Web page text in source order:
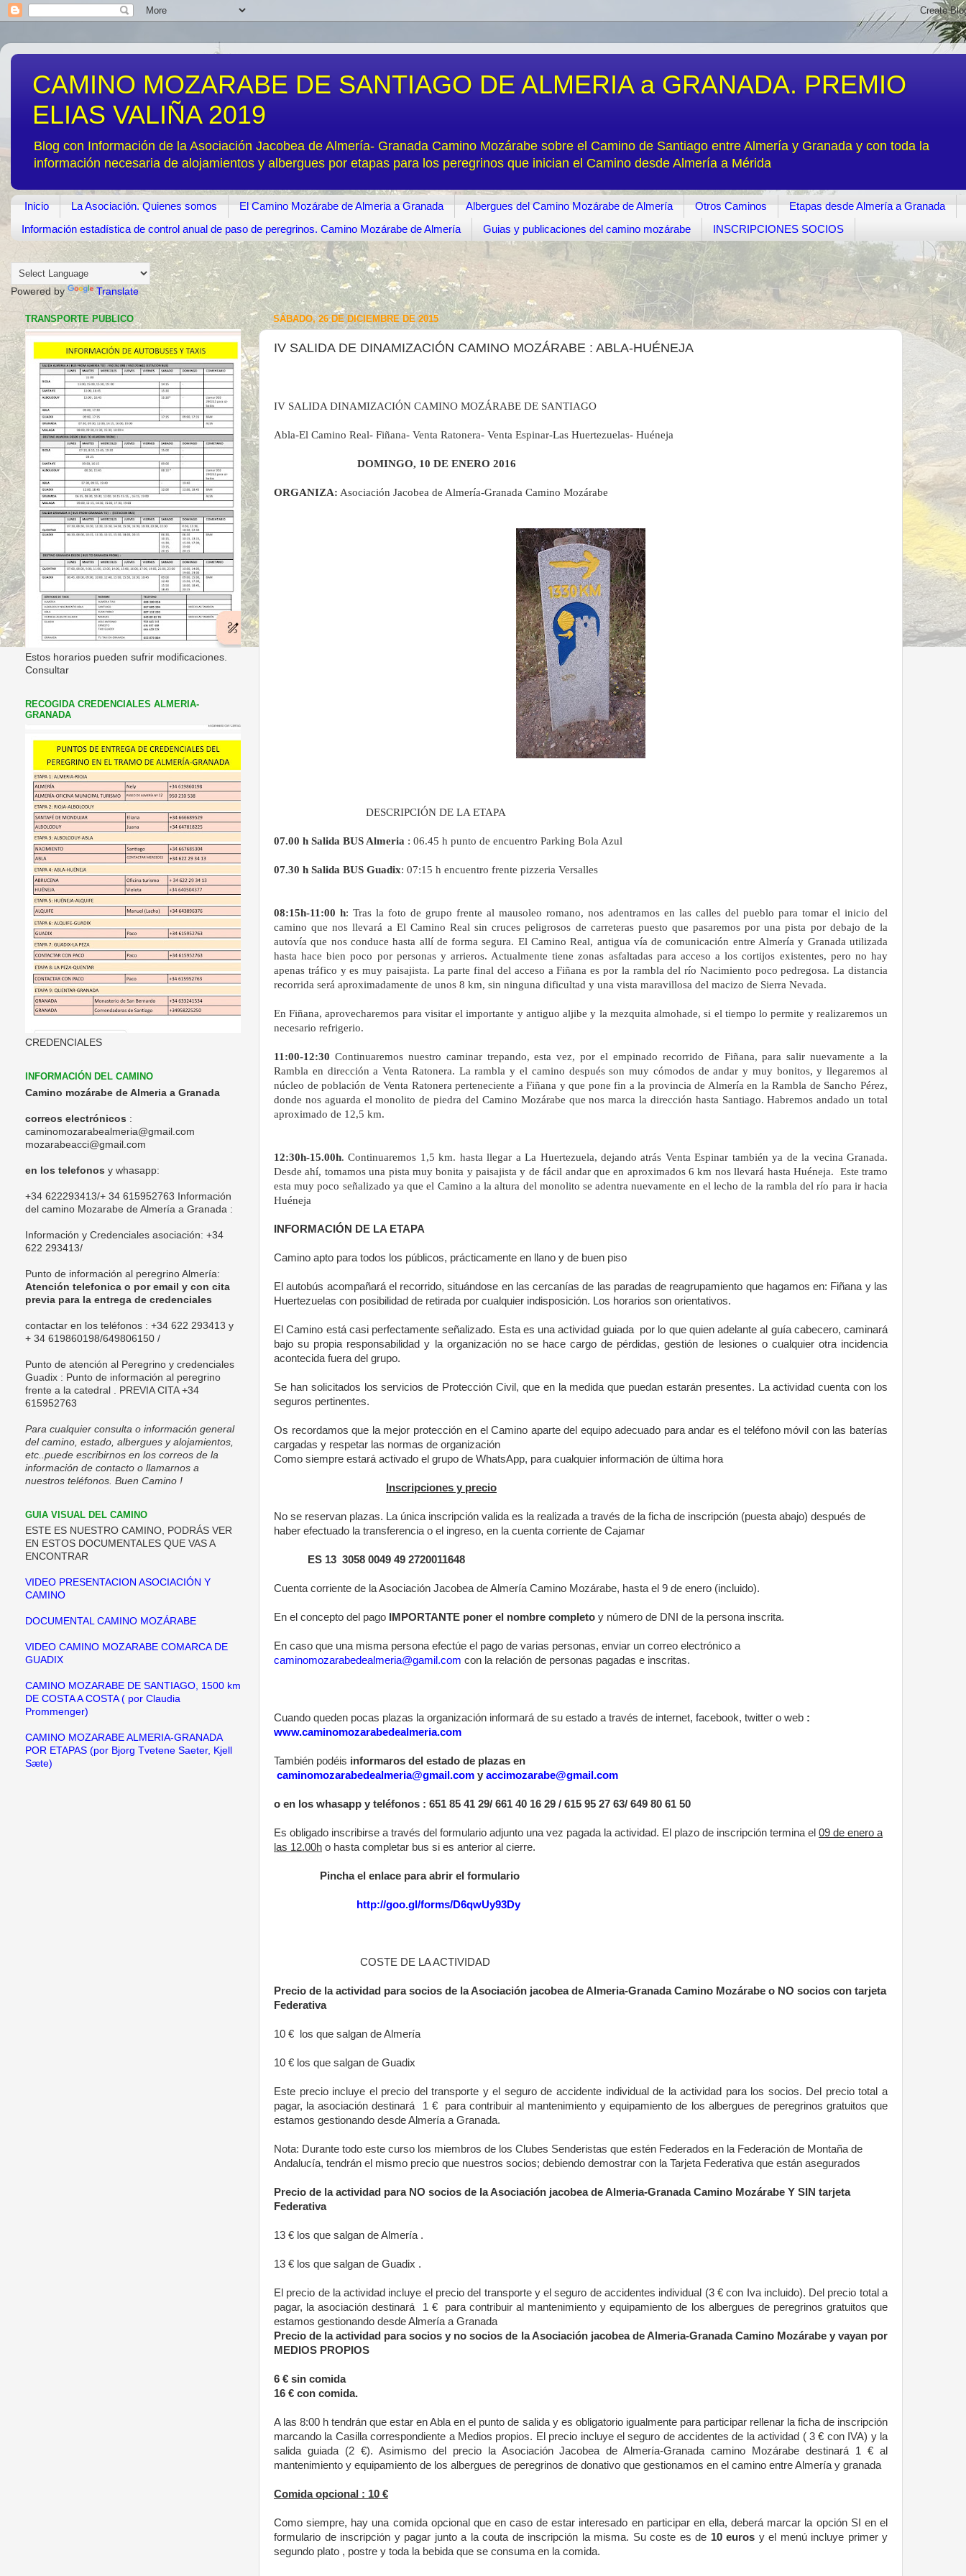
CAMINO MOZARABE DE SANTIAGO DE ALMERIA a GRANADA. PREMIO
ELIAS VALIÑA 2019
Blog con Información de la Asociación Jacobea de Almería- Granada Camino Mozárabe sobre el Camino de Santiago entre Almería y Granada y con toda la
información necesaria de alojamientos y albergues por etapas para los peregrinos que inician el Camino desde Almería a Mérida
Inicio La Asociación. Quienes somos El Camino Mozárabe de Almeria a Granada Albergues del Camino Mozárabe de Almería Otros Caminos
Etapas desde Almería a Granada
Información estadística de control anual de paso de peregrinos. Camino Mozárabe de Almería
Guias y publicaciones del camino mozárabe INSCRIPCIONES SOCIOS
Powered by Translate
SÁBADO, 26 DE DICIEMBRE DE 2015
IV SALIDA DE DINAMIZACIÓN CAMINO MOZÁRABE : ABLA-HUÉNEJA
IV SALIDA DINAMIZACIÓN CAMINO MOZÁRABE DE SANTIAGO
Abla-El Camino Real- Fiñana- Venta Ratonera- Venta Espinar-Las Huertezuelas- Huéneja
DOMINGO, 10 DE ENERO 2016
ORGANIZA: Asociación Jacobea de Almería-Granada Camino Mozárabe
DESCRIPCIÓN DE LA ETAPA
07.00 h Salida BUS Almeria : 06.45 h punto de encuentro Parking Bola Azul
07.30 h Salida BUS Guadix: 07:15 h encuentro frente pizzeria Versalles
08:15h-11:00 h: Tras la foto de grupo frente al mausoleo romano, nos adentramos en las calles del pueblo para tomar el inicio del
camino que nos llevará a El Camino Real sin cruces peligrosos de carreteras puesto que pasaremos por una pista por debajo de la
autovía que nos conduce hasta allí de forma segura. El Camino Real, antigua vía de comunicación entre Almería y Granada utilizada
hasta hace bien poco por personas y arrieros. Actualmente tiene zonas asfaltadas para acceso a los cortijos existentes, pero no hay
apenas tráfico y es muy paisajista. La parte final del acceso a Fiñana es por la rambla del río Nacimiento poco pedregosa. La distancia
recorrida será aproximadamente de unos 8 km, sin ninguna dificultad y una vista maravillosa del macizo de Sierra Nevada.
En Fiñana, aprovecharemos para visitar el importante y antiguo aljibe y la mezquita almohade, si el tiempo lo permite y realizaremos un
necesario refrigerio.
11:00-12:30 Continuaremos nuestro caminar trepando, esta vez, por el empinado recorrido de Fiñana, para salir nuevamente a la
Rambla en dirección a Venta Ratonera. La rambla y el camino después son muy cómodos de andar y muy bonitos, y llegaremos al
núcleo de población de Venta Ratonera perteneciente a Fiñana y que pone fin a la provincia de Almería en la Rambla de Sancho Pérez,
donde nos aguarda el monolito de piedra del Camino Mozárabe que nos marca la dirección hasta Santiago. Habremos andado un total
aproximado de 12,5 km.
12:30h-15.00h.Continuaremos 1,5 km. hasta llegar a La Huertezuela, dejando atrás Venta Espinar también ya de la vecina Granada.
Desde ahí, tomamos una pista muy bonita y paisajista y de fácil andar que en aproximados 6 km nos llevará hasta Huéneja.
Este tramo
esta muy poco señalizado ya que el Camino a la altura del monolito se adentra nuevamente en el lecho de la rambla del río para ir hacia
Huéneja
INFORMACIÓN DE LA ETAPA
Camino apto para todos los públicos, prácticamente en llano y de buen piso
El autobús acompañará el recorrido, situándose en las cercanías de las paradas de reagrupamiento que hagamos en: Fiñana y las
Huertezuelas con posibilidad de retirada por cualquier indisposición. Los horarios son orientativos.
El Camino está casi perfectamente señalizado. Esta es una actividad guiada por lo que quien adelante al guía cabecero, caminará
bajo su propia responsabilidad y la organización no se hace cargo de pérdidas, gestión de lesiones o cualquier otra incidencia
acontecida fuera del grupo.
Se han solicitados los servicios de Protección Civil, que en la medida que puedan estarán presentes. La actividad cuenta con los
seguros pertinentes.
Os recordamos que la mejor protección en el Camino aparte del equipo adecuado para andar es el teléfono móvil con las baterías
cargadas y respetar las normas de organización
Como siempre estará activado el grupo de WhatsApp, para cualquier información de última hora
Inscripciones y precio
No se reservan plazas. La única inscripción valida es la realizada a través de la ficha de inscripción (puesta abajo) después de
haber efectuado la transferencia o el ingreso, en la cuenta corriente de Cajamar
ES 13 3058 0049 49 2720011648
Cuenta corriente de la Asociación Jacobea de Almería Camino Mozárabe, hasta el 9 de enero (incluido).
En el concepto del pago IMPORTANTE poner el nombre completo y número de DNI de la persona inscrita.
En caso que una misma persona efectúe el pago de varias personas, enviar un correo electrónico a
caminomozarabedealmeria@gamil.com con la relación de personas pagadas e inscritas.
Cuando queden pocas plazas la organización informará de su estado a través de internet, facebook, twitter o web :
www.caminomozarabedealmeria.com
También podéis informaros del estado de plazas en
caminomozarabedealmeria@gmail.com y accimozarabe@gmail.com
o en los whasapp y teléfonos : 651 85 41 29/ 661 40 16 29 / 615 95 27 63/ 649 80 61 50
Es obligado inscribirse a través del formulario adjunto una vez pagada la actividad. El plazo de inscripción termina el 09 de enero a
las 12.00h o hasta completar bus si es anterior al cierre.
Pincha el enlace para abrir el formulario
http://goo.gl/forms/D6qwUy93Dy
COSTE DE LA ACTIVIDAD
Precio de la actividad para socios de la Asociación jacobea de Almeria-Granada Camino Mozárabe o NO socios con tarjeta
Federativa
10 € los que salgan de Almería
10 € los que salgan de Guadix
Este precio incluye el precio del transporte y el seguro de accidente individual de la actividad para los socios. Del precio total a
pagar, la asociación destinará
1 €
para contribuir al mantenimiento y equipamiento de los albergues de peregrinos gratuitos que
estamos gestionando desde Almería a Granada.
Nota: Durante todo este curso los miembros de los Clubes Senderistas que estén Federados en la Federación de Montaña de
Andalucía, tendrán el mismo precio que nuestros socios; debiendo demostrar con la Tarjeta Federativa que están asegurados
Precio de la actividad para NO socios de la Asociación jacobea de Almeria-Granada Camino Mozárabe Y SIN tarjeta
Federativa
13 € los que salgan de Almería .
13 € los que salgan de Guadix .
El precio de la actividad incluye el precio del transporte y el seguro de accidentes individual (3 € con Iva incluido). Del precio total a
pagar, la asociación destinará
1 €
para contribuir al mantenimiento y equipamiento de los albergues de peregrinos gratuitos que
estamos gestionando desde Almería a Granada
Precio de la actividad para socios y no socios de la Asociación jacobea de Almeria-Granada Camino Mozárabe y vayan por
MEDIOS PROPIOS
6 € sin comida
16 € con comida.
A las 8:00 h tendrán que estar en Abla en el punto de salida y es obligatorio igualmente para participar rellenar la ficha de inscripción
marcando la Casilla correspondiente a Medios propios. El precio incluye el seguro de accidentes de la actividad ( 3 € con IVA) y la
salida guiada (2 €). Asimismo del precio la Asociación Jacobea de Almería-Granada camino Mozárabe destinará 1 € al
mantenimiento y equipamiento de los albergues de peregrinos de donativo que gestionamos en el camino entre Almería y granada
Comida opcional : 10 €
Como siempre, hay una comida opcional que en caso de estar interesado en participar en ella, deberá marcar la opción SI en el
formulario de inscripción y pagar junto a la couta de inscripción la misma. Su coste es de 10 euros y el menú incluye primer y
segundo plato , postre y toda la bebida que se consuma en la comida.
TRANSPORTE PUBLICO
Estos horarios pueden sufrir modificaciones.
Consultar
RECOGIDA CREDENCIALES ALMERIA-
GRANADA
CREDENCIALES
INFORMACIÓN DEL CAMINO
Camino mozárabe de Almeria a Granada
correos electrónicos :
caminomozarabealmeria@gmail.com
mozarabeacci@gmail.com
en los telefonos y whasapp:
+34 622293413/+ 34 615952763 Información
del camino Mozarabe de Almería a Granada :
Información y Credenciales asociación: +34
622 293413/
Punto de información al peregrino Almería:
Atención telefonica o por email y con cita
previa para la entrega de credenciales
contactar en los teléfonos : +34 622 293413 y
+ 34 619860198/649806150 /
Punto de atención al Peregrino y credenciales
Guadix : Punto de información al peregrino
frente a la catedral . PREVIA CITA +34
615952763
Para cualquier consulta o información general
del camino, estado, albergues y alojamientos,
etc..puede escribirnos en los correos de la
información de contacto o llamarnos a
nuestros teléfonos. Buen Camino !
GUIA VISUAL DEL CAMINO
ESTE ES NUESTRO CAMINO, PODRÁS VER
EN ESTOS DOCUMENTALES QUE VAS A
ENCONTRAR
VIDEO PRESENTACION ASOCIACIÓN Y
CAMINO
DOCUMENTAL CAMINO MOZÁRABE
VIDEO CAMINO MOZARABE COMARCA DE
GUADIX
CAMINO MOZARABE DE SANTIAGO, 1500 km
DE COSTA A COSTA ( por Claudia
Prommenger)
CAMINO MOZARABE ALMERIA-GRANADA
POR ETAPAS (por Bjorg Tvetene Saeter, Kjell
Sæte)